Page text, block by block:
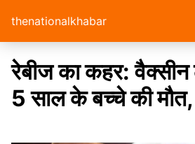
thenationalkhabar
रेबीज का कहर:
5 साल के बच्चे की